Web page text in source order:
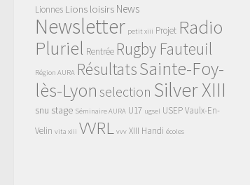
Lionnes Lions loisirs News
Newsletter petit xiii Projet Radio
Pluriel Rentrée Rugby Fauteuil
Région AURA RésultatsSainte-Foy-
lès-Lyon selection Silver XIII
snu stage Séminaire AURA U17 ugsel USEPVaulx-En-
Velin vita xiii VVRL vvv XIII Handi écoles